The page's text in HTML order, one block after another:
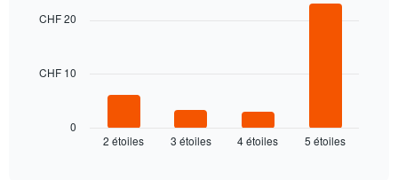
axe
jours
semaine
with
Le
dessous
2 étoiles 3 étoiles 4 étoiles 5 étoiles
0
CHF 10
CHF 20